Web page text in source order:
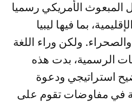
المبعوث الأمريكي رسميا
بما فيها ليبيا
ولكن وراء اللغة
الرسمية، بدت هذه
استراتيجي ودعوة
في مفاوضات تقوم على